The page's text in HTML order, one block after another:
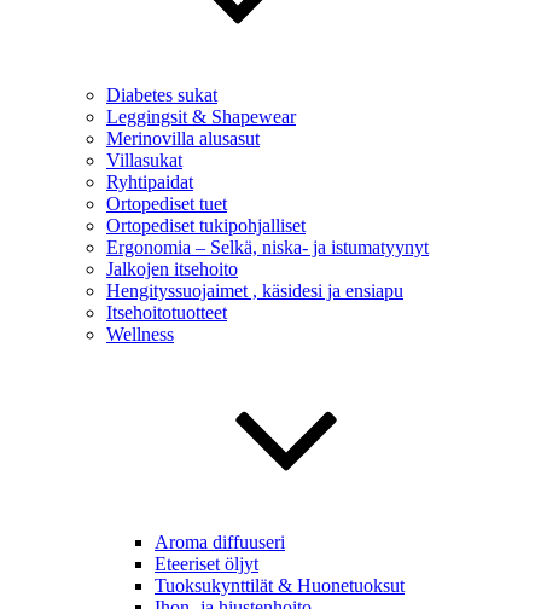
Diabetes sukat
Leggingsit & Shapewear
Merinovilla alusasut
Villasukat
Ryhtipaidat
Ortopediset tuet
Ortopediset tukipohjalliset
Ergonomia – Selkä, niska- ja istumatyynyt
Jalkojen itsehoito
Hengityssuojaimet , käsidesi ja ensiapu
Itsehoitotuotteet
Wellness
Aroma diffuuseri
Eteeriset öljyt
Tuoksukynttilät & Huonetuoksut